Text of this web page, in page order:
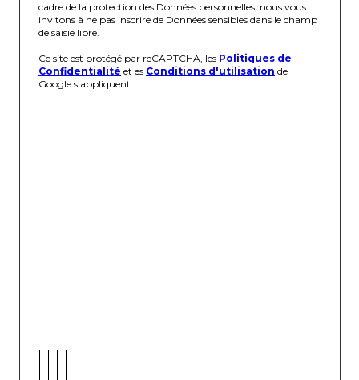
cadre de la protection des Données personnelles, nous vous
invitons à ne pas inscrire de Données sensibles dans le champ
de saisie libre.
Ce site est protégé par reCAPTCHA, les Politiques de
Confidentialité et es Conditions d'utilisation de
Google s'appliquent.